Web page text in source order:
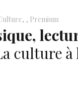
, Premium
culture